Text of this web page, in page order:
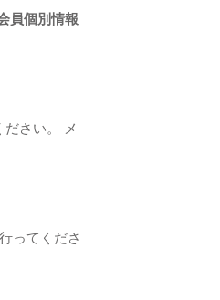
員個別情報
さい。 メ
ってくださ